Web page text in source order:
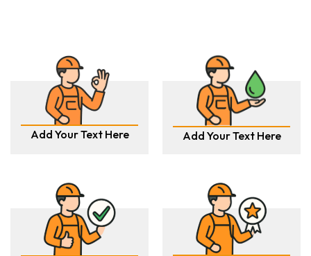
Add Your Text Here Add Your Text Here